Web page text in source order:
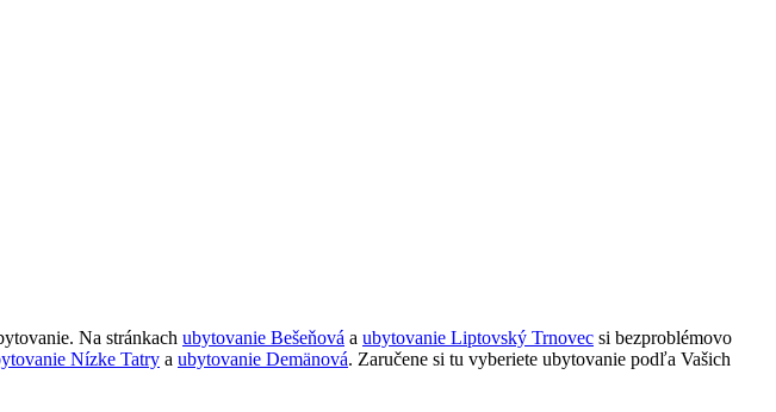
Na stránkach ubytovanie Bešeňová a ubytovanie Liptovský Trnovec si bezproblémovo
Nízke Tatry a ubytovanie Demänová. Zaručene si tu vyberiete ubytovanie podľa Vašich